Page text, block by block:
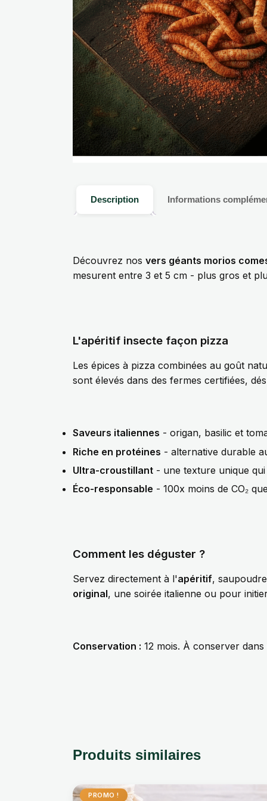
Description Informations
Découvrez nos vers géants morios
mesurent entre 3 et 5 cm - plus gros et
L'apéritif insecte façon pizza
Les épices à pizza combinées au goût
sont élevés dans des fermes certifiées,
Saveurs italiennes - origan, basilic et
Riche en protéines - alternative durable
Ultra-croustillant - une texture unique
Éco-responsable - 100x moins de CO₂
Comment les déguster ?
Servez directement à l'apéritif,
original, une soirée italienne ou pour
Conservation : 12 mois. À conserver
Produits similaires
PROMO !